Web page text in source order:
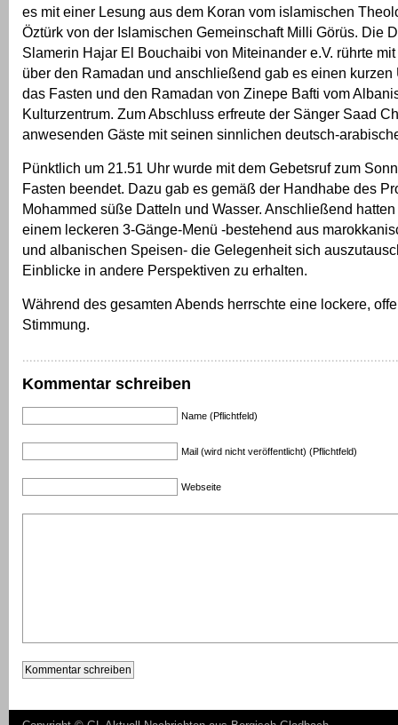
es mit einer Lesung aus dem Koran vom islamischen
Öztürk von der Islamischen Gemeinschaft Milli Görüs. Die
Slamerin Hajar El Bouchaibi von Miteinander e.V. rührte
über den Ramadan und anschließend gab es einen kurzen
das Fasten und den Ramadan von Zinepe Bafti vom
Kulturzentrum. Zum Abschluss erfreute der Sänger Saad
anwesenden Gäste mit seinen sinnlichen deutsch-
Pünktlich um 21.51 Uhr wurde mit dem Gebetsruf zum
Fasten beendet. Dazu gab es gemäß der Handhabe des
Mohammed süße Datteln und Wasser. Anschließend
einem leckeren 3-Gänge-Menü -bestehend aus
und albanischen Speisen- die Gelegenheit sich
Einblicke in andere Perspektiven zu erhalten.
Während des gesamten Abends herrschte eine lockere,
Stimmung.
Kommentar schreiben
Name (Pflichtfeld)
Mail (wird nicht veröffentlicht) (Pflichtfeld)
Webseite